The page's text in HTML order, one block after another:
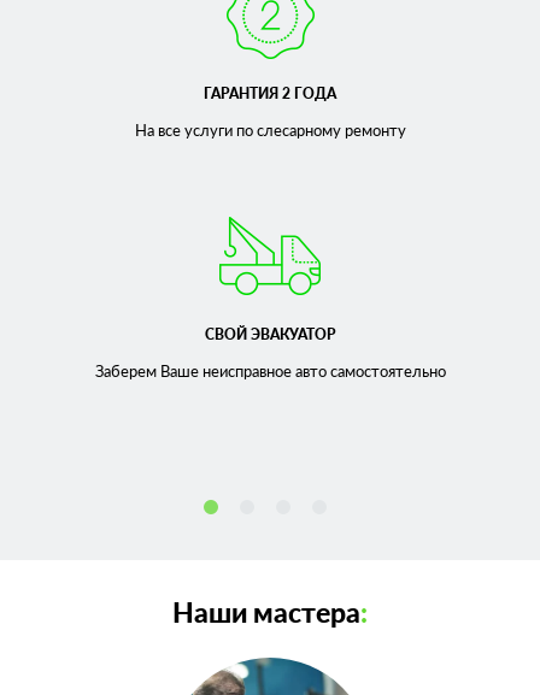
ГАРАНТИЯ 2 ГОДА
На все услуги по слесарномуремонту
СВОЙ ЭВАКУАТОР
Заберем Ваше неисправноеавто самостоятельно
Наши мастера: